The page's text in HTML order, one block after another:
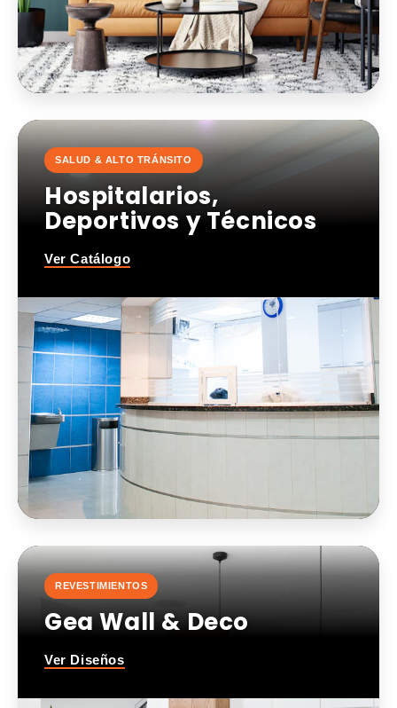
SALUD & ALTO TRÁNSITO
Hospitalarios,
Deportivos y Técnicos
Ver Catálogo
REVESTIMIENTOS
Gea Wall & Deco
Ver Diseños